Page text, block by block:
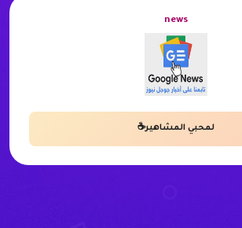
news
لمحبي المشاهير☕